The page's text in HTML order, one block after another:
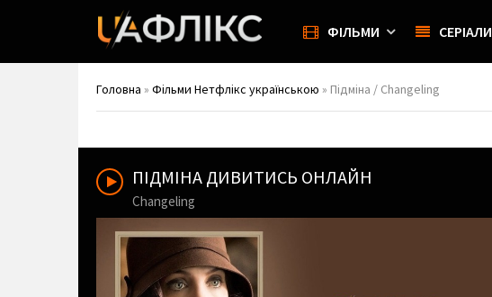
ФІЛЬМИ СЕРІАЛИ
Головна » Фільми Нетфлікс українською » Підміна / Changeling
ПІДМІНА ДИВИТИСЬ ОНЛАЙН
Changeling